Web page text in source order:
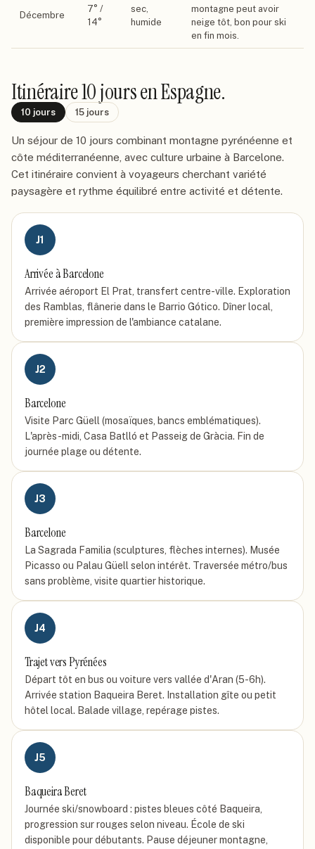
Décembre
7° /
14°
sec,
humide
montagne peut avoir
neige tôt, bon pour ski
en fin mois.
Itinéraire10 joursen Espagne.
10 jours 15 jours
Un séjour de 10 jours combinant montagne pyrénéenne et
côte méditerranéenne, avec culture urbaine à Barcelone.
Cet itinéraire convient à voyageurs cherchant variété
paysagère et rythme équilibré entre activité et détente.
J1
Arrivée à Barcelone
Arrivée aéroport El Prat, transfert centre-ville. Exploration
des Ramblas, flânerie dans le Barrio Gótico. Dîner local,
première impression de l'ambiance catalane.
J2
Barcelone
Visite Parc Güell (mosaïques, bancs emblématiques).
L'après-midi, Casa Batlló et Passeig de Gràcia. Fin de
journée plage ou détente.
J3
Barcelone
La Sagrada Familia (sculptures, flèches internes). Musée
Picasso ou Palau Güell selon intérêt. Traversée métro/bus
sans problème, visite quartier historique.
J4
Trajet vers Pyrénées
Départ tôt en bus ou voiture vers vallée d'Aran (5-6h).
Arrivée station Baqueira Beret. Installation gîte ou petit
hôtel local. Balade village, repérage pistes.
J5
Baqueira Beret
Journée ski/snowboard : pistes bleues côté Baqueira,
progression sur rouges selon niveau. École de ski
disponible pour débutants. Pause déjeuner montagne,